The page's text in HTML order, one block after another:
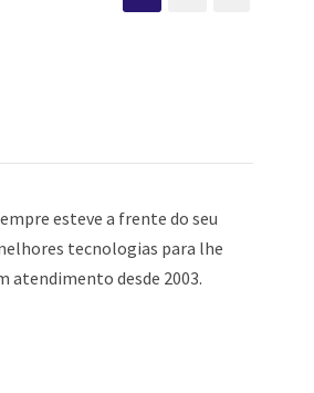
esteve a frente do seu
tecnologias para lhe
atendimento desde 2003.